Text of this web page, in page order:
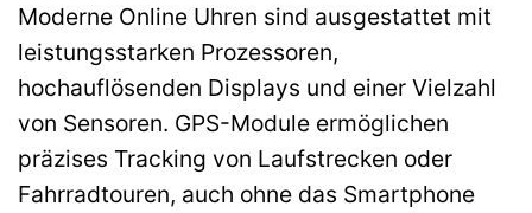
Moderne Online Uhren sind ausgestattet mit
leistungsstarken Prozessoren,
hochauflösenden Displays und einer Vielzahl
von Sensoren. GPS-Module ermöglichen
präzises Tracking von Laufstrecken oder
Fahrradtouren, auch ohne das Smartphone